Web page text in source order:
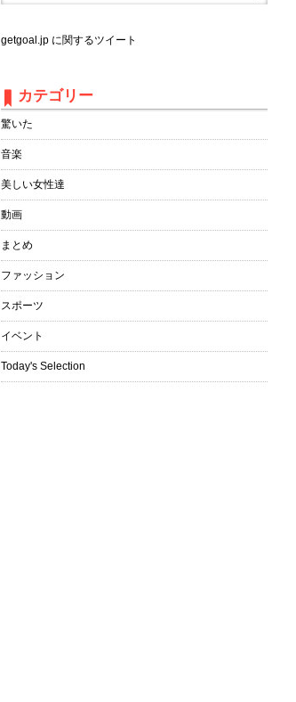
getgoal.jp に関するツイート
カテゴリー
驚いた
音楽
美しい女性達
動画
まとめ
ファッション
スポーツ
イベント
Today's Selection